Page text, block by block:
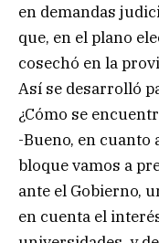
en demandas
que, en el plano
cosechó en la
Así se desarrolló
¿Cómo se
-Bueno, en
bloque vamos a
ante el Gobierno,
en cuenta el